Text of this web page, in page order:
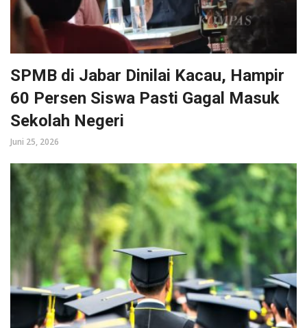
SPMB di Jabar Dinilai Kacau, Hampir
60 Persen Siswa Pasti Gagal Masuk
Sekolah Negeri
Juni 25, 2026